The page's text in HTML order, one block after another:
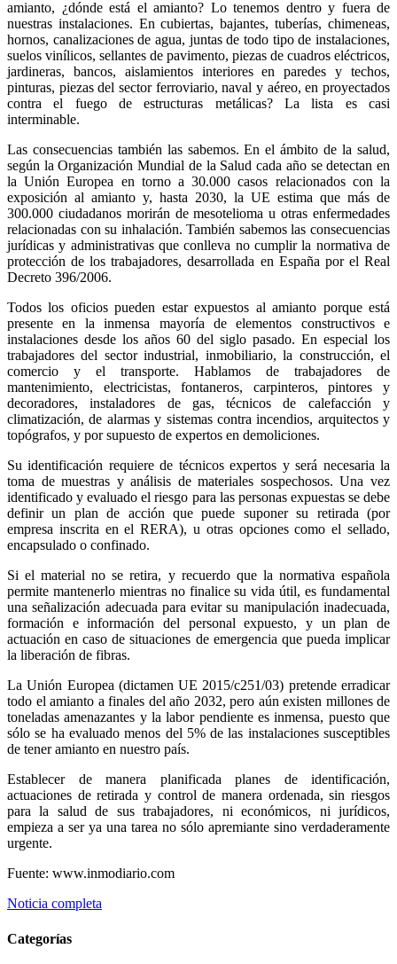
amianto, ¿dónde está el amianto? Lo tenemos dentro y fuera de
nuestras instalaciones. En cubiertas, bajantes, tuberías, chimeneas,
hornos, canalizaciones de agua, juntas de todo tipo de instalaciones,
suelos vinílicos, sellantes de pavimento, piezas de cuadros eléctricos,
jardineras, bancos, aislamientos interiores en paredes y techos,
pinturas, piezas del sector ferroviario, naval y aéreo, en proyectados
contra el fuego de estructuras metálicas? La lista es casi
interminable.
Las consecuencias también las sabemos. En el ámbito de la salud,
según la Organización Mundial de la Salud cada año se detectan en
la Unión Europea en torno a 30.000 casos relacionados con la
exposición al amianto y, hasta 2030, la UE estima que más de
300.000 ciudadanos morirán de mesotelioma u otras enfermedades
relacionadas con su inhalación. También sabemos las consecuencias
jurídicas y administrativas que conlleva no cumplir la normativa de
protección de los trabajadores, desarrollada en España por el Real
Decreto 396/2006.
Todos los oficios pueden estar expuestos al amianto porque está
presente en la inmensa mayoría de elementos constructivos e
instalaciones desde los años 60 del siglo pasado. En especial los
trabajadores del sector industrial, inmobiliario, la construcción, el
comercio y el transporte. Hablamos de trabajadores de
mantenimiento, electricistas, fontaneros, carpinteros, pintores y
decoradores, instaladores de gas, técnicos de calefacción y
climatización, de alarmas y sistemas contra incendios, arquitectos y
topógrafos, y por supuesto de expertos en demoliciones.
Su identificación requiere de técnicos expertos y será necesaria la
toma de muestras y análisis de materiales sospechosos. Una vez
identificado y evaluado el riesgo para las personas expuestas se debe
definir un plan de acción que puede suponer su retirada (por
empresa inscrita en el RERA), u otras opciones como el sellado,
encapsulado o confinado.
Si el material no se retira, y recuerdo que la normativa española
permite mantenerlo mientras no finalice su vida útil, es fundamental
una señalización adecuada para evitar su manipulación inadecuada,
formación e información del personal expuesto, y un plan de
actuación en caso de situaciones de emergencia que pueda implicar
la liberación de fibras.
La Unión Europea (dictamen UE 2015/c251/03) pretende erradicar
todo el amianto a finales del año 2032, pero aún existen millones de
toneladas amenazantes y la labor pendiente es inmensa, puesto que
sólo se ha evaluado menos del 5% de las instalaciones susceptibles
de tener amianto en nuestro país.
Establecer de manera planificada planes de identificación,
actuaciones de retirada y control de manera ordenada, sin riesgos
para la salud de sus trabajadores, ni económicos, ni jurídicos,
empieza a ser ya una tarea no sólo apremiante sino verdaderamente
urgente.
Fuente: www.inmodiario.com
Noticia completa
Categorías